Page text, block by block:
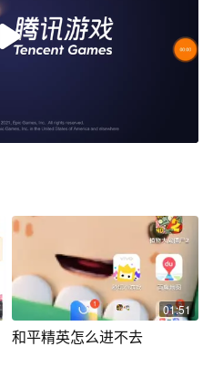
01:51
和平精英怎么进不去